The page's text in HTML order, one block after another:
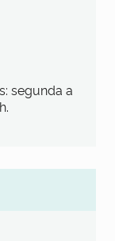
segunda a